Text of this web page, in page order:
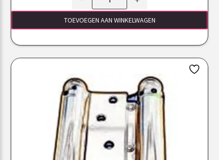
TOEVOEGEN AAN WINKELWAGEN